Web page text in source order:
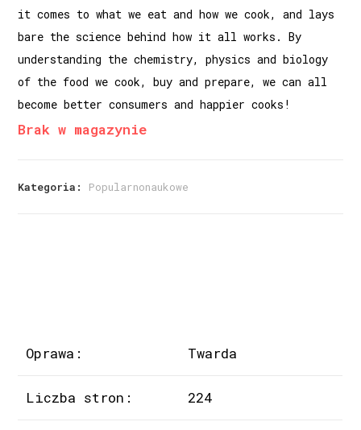
it comes to what we eat and how we cook, and lays
bare the science behind how it all works. By
understanding the chemistry, physics and biology
of the food we cook, buy and prepare, we can all
become better consumers and happier cooks!
Brak w magazynie
Kategoria: Popularnonaukowe
Oprawa: Twarda
Liczba stron: 224